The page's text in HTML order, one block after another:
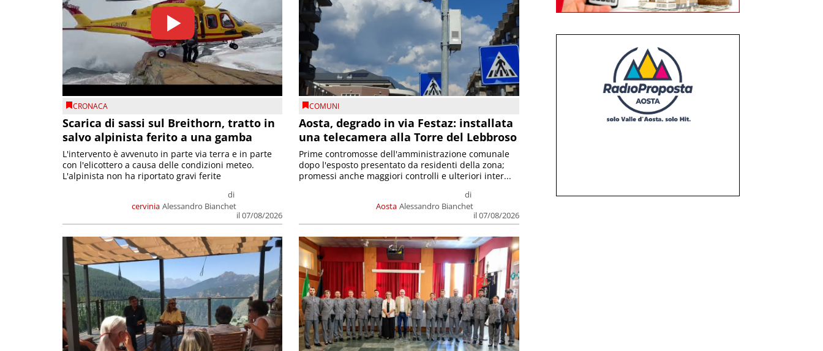
CRONACA
Scarica di sassi sul Breithorn, tratto in
salvo alpinista ferito a una gamba
cervinia
di
Alessandro Bianchet
il 07/08/2026
L'intervento è avvenuto in parte via terra e in parte
con l'elicottero a causa delle condizioni meteo.
L'alpinista non ha riportato gravi ferite
COMUNI
Aosta, degrado in via Festaz: installata
una telecamera alla Torre del Lebbroso
Aosta
di
Alessandro Bianchet
il 07/08/2026
Prime contromosse dell'amministrazione comunale
dopo l'esposto presentato da residenti della zona;
promessi anche maggiori controlli e ulteriori inter...